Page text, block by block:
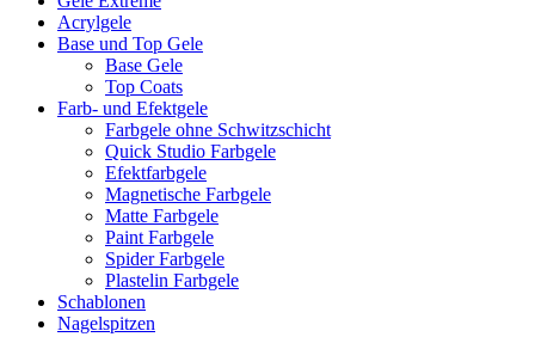
Acrylgele
Base und Top Gele
Base Gele
Top Coats
Farb- und Efektgele
Farbgele ohne Schwitzschicht
Quick Studio Farbgele
Efektfarbgele
Magnetische Farbgele
Matte Farbgele
Paint Farbgele
Spider Farbgele
Plastelin Farbgele
Schablonen
Nagelspitzen